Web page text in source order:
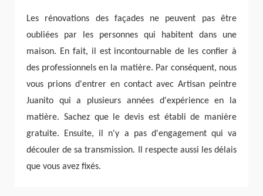
Les rénovations des façades ne peuvent pas être
oubliées par les personnes qui habitent dans une
maison. En fait, il est incontournable de les confier à
des professionnels en la matière. Par conséquent, nous
vous prions d'entrer en contact avec Artisan peintre
Juanito qui a plusieurs années d'expérience en la
matière. Sachez que le devis est établi de manière
gratuite. Ensuite, il n'y a pas d'engagement qui va
découler de sa transmission. Il respecte aussi les délais
que vous avez fixés.